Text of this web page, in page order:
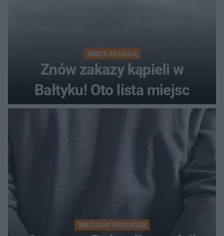
SINICE ATAKUJĄ
Znów zakazy kąpieli w
Bałtyku! Oto lista miejsc
BRUTALNY PROCEDER